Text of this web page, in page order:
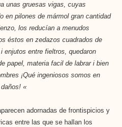
unas gruesas vigas, cuyas
en pilones de mármol gran cantidad
los reducían a menudos
éstos en zedazos cuadrados de
enjutos entre fieltros, quedaron
papel, materia facil de labrar i bien
¡Qué ingeniosos somos en
«
adornadas de frontis­picios y
entre las que se hallan los